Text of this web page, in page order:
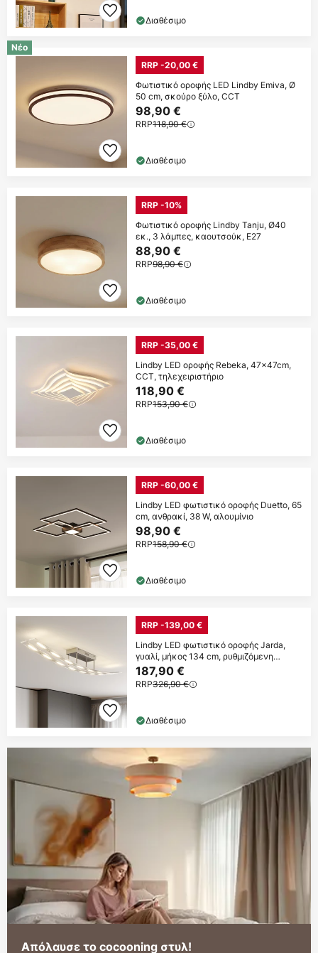
Διαθέσιμο
Νέο
RRP -20,00 €
Φωτιστικό οροφής LED Lindby Emiva, Ø
50 cm, σκούρο ξύλο, CCT
98,90 €
RRP118,90 €
Διαθέσιμο
RRP -10%
Φωτιστικό οροφής Lindby Tanju, Ø40
εκ., 3 λάμπες, καουτσούκ, E27
88,90 €
RRP98,90 €
Διαθέσιμο
RRP -35,00 €
Lindby LED οροφής Rebeka, 47x47cm,
CCT, τηλεχειριστήριο
118,90 €
RRP153,90 €
Διαθέσιμο
RRP -60,00 €
Lindby LED φωτιστικό οροφής Duetto, 65
cm, ανθρακί, 38 W, αλουμίνιο
98,90 €
RRP158,90 €
Διαθέσιμο
RRP -139,00 €
Lindby LED φωτιστικό οροφής Jarda,
γυαλί, μήκος 134 cm, ρυθμιζόμενη
ένταση
187,90 €
RRP326,90 €
Διαθέσιμο
Απόλαυσε το cocooning στυλ!